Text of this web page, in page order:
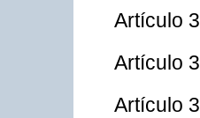
Artículo
Artículo
Artículo